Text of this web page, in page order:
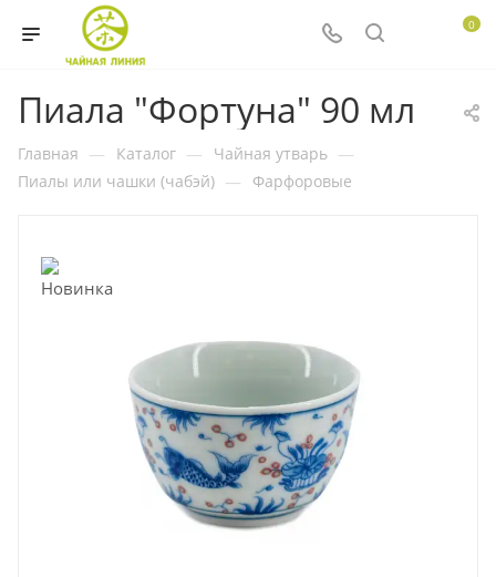
0
Пиала "Фортуна" 90 мл
Главная — Каталог — Чайная утварь —
Пиалы или чашки (чабэй) — Фарфоровые